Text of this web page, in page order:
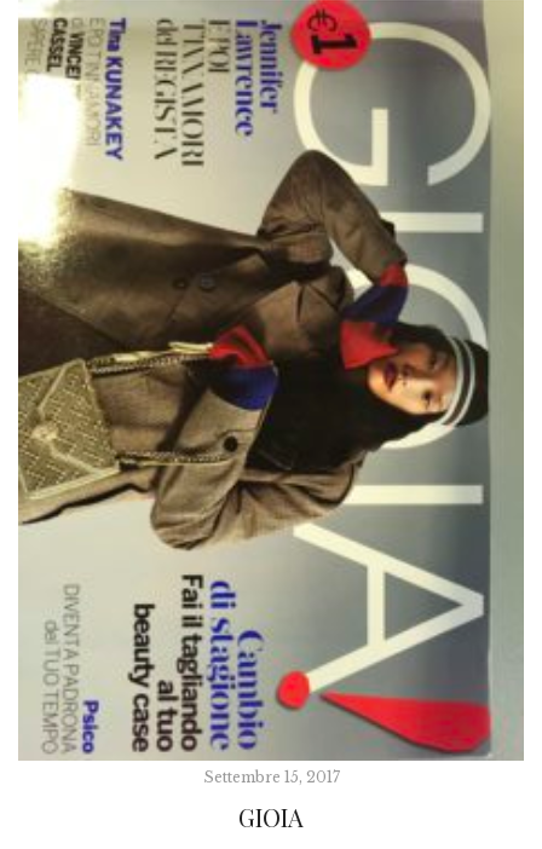
Settembre 15, 2017
GIOIA